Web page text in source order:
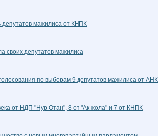
депутатов мажилиса от КНПК
своих депутатов мажилиса
по выборам 9 депутатов мажилиса от АНК
от НДП "Нур Отан", 8 от "Ак жола" и 7 от КНПК